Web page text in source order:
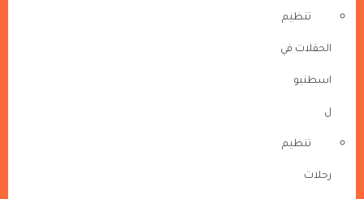
تنظيم
الحفلات في
اسطنبو
ل
تنظيم
رحلات